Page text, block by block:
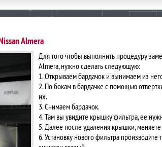
Almera
Для того чтобы выполнить процедуру
Almera, нужно сделать следующую:
1. Открываем бардачок и вынимаем из
2. По бокам в бардачке с помощью
их.
3. Снимаем бардачок.
4. Там вы увидите крышку фильтра, ее
5. Далее после удаления крышки,
6. Установку нового фильтра